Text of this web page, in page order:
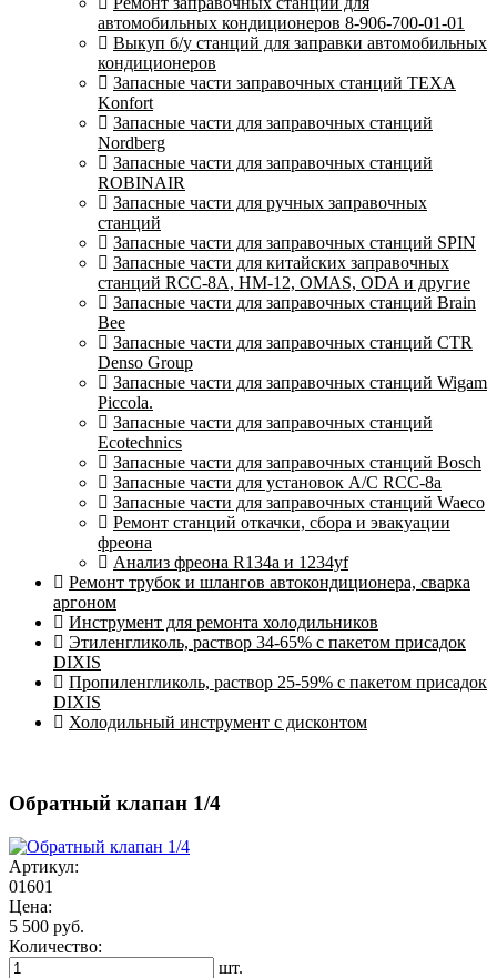
автомобильных кондиционеров 8-906-700-01-01
Выкуп б/у станций для заправки автомобильных
кондиционеров
Запасные части заправочных станций TEXA
Konfort
Запасные части для заправочных станций
Nordberg
Запасные части для заправочных станций
ROBINAIR
Запасные части для ручных заправочных
станций
Запасные части для заправочных станций SPIN
Запасные части для китайских заправочных
станций RCC-8A, HM-12, OMAS, ODA и другие
Запасные части для заправочных станций Brain
Bee
Запасные части для заправочных станций CTR
Denso Group
Запасные части для заправочных станций Wigam
Piccola.
Запасные части для заправочных станций
Ecotechnics
Запасные части для заправочных станций Bosch
Запасные части для установок A/C RCC-8a
Запасные части для заправочных станций Waeco
Ремонт станций откачки, сбора и эвакуации
фреона
Анализ фреона R134a и 1234yf
Ремонт трубок и шлангов автокондиционера, сварка
аргоном
Инструмент для ремонта холодильников
Этиленгликоль, раствор 34-65% с пакетом присадок
DIXIS
Пропиленгликоль, раствор 25-59% с пакетом присадок
DIXIS
Холодильный инструмент с дисконтом
Обратный клапан 1/4
Артикул:
01601
Цена:
5 500 руб.
Количество:
шт.